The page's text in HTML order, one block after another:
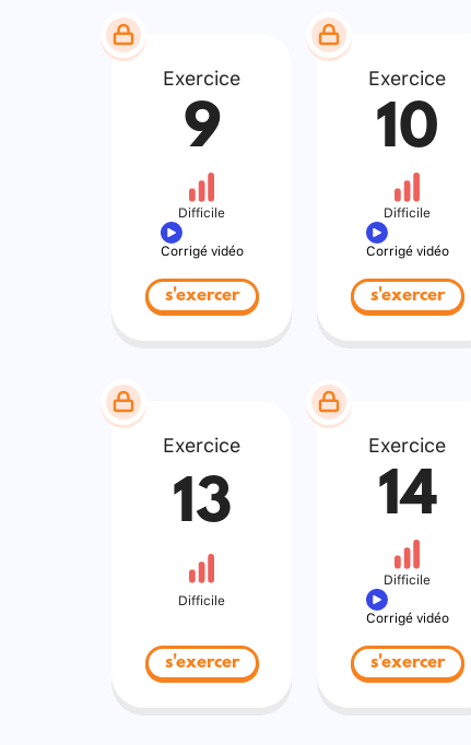
Exercice
9
Difficile
Corrigé vidéo
s'exercer
Exercice
10
Difficile
Corrigé vidéo
s'exercer
Exercice
13
Difficile
s'exercer
Exercice
14
Difficile
Corrigé vidéo
s'exercer